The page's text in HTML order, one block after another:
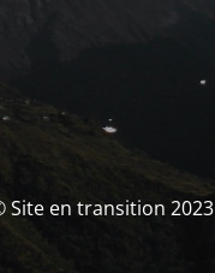
Site en transition 2023